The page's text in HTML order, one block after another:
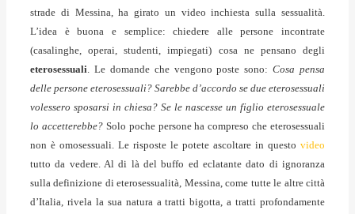
strade di Messina, ha girato un video inchiesta sulla sessualità.
L’idea è buona e semplice: chiedere alle persone incontrate
(casalinghe, operai, studenti, impiegati) cosa ne pensano degli
eterosessuali. Le domande che vengono poste sono:Cosa pensa
delle persone eterosessuali? Sarebbe d’accordo se due eterosessuali
volessero sposarsi in chiesa? Se le nascesse un figlio eterosessuale
lo accetterebbe?Solo poche persone ha compreso che eterosessuali
non è omosessuali. Le risposte le potete ascoltare in questo video
tutto da vedere. Al di là del buffo ed eclatante dato di ignoranza
sulla definizione di eterosessualità, Messina, come tutte le altre città
d’Italia, rivela la sua natura a tratti bigotta, a tratti profondamente